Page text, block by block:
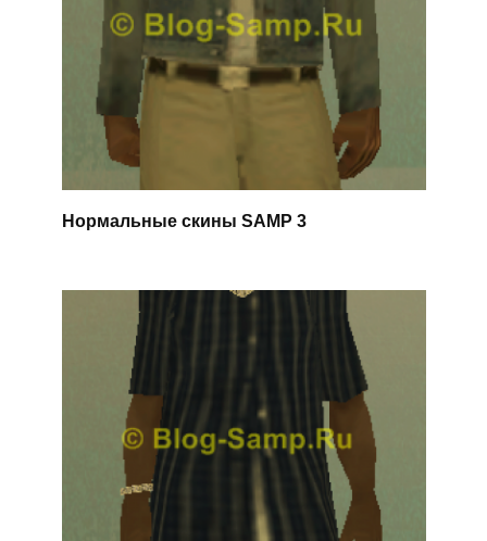
Нормальные скины SAMP 3